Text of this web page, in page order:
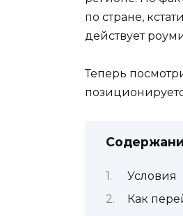
по стране,
действует
Теперь
Условия
Как